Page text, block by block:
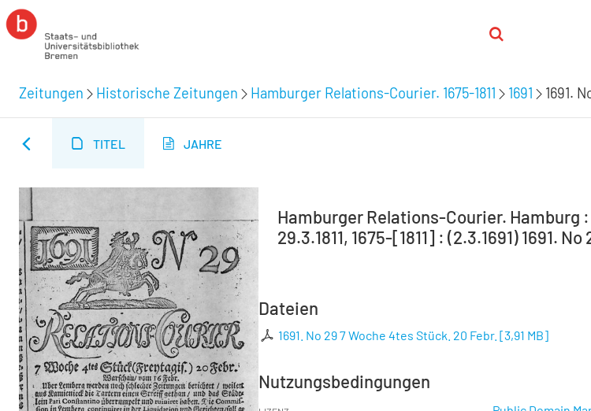
Zeitungen Historische Zeitungen Hamburger Relations-Courier. 1675-1811 1691 1691.
TITEL JAHRE
Hamburger Relations-Courier. Hamburg
29.3.1811, 1675-[1811] : (2.3.1691) 1691.
Dateien
1691. No 29 7 Woche 4tes Stück. 20 Febr. [3,91 MB]
Nutzungsbedingungen